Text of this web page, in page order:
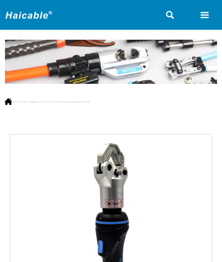
 
 Produit Pince à sertir et couper pour batteries Outil de sertissage de cosses de câble de batterie 16-240mm² BH-240D